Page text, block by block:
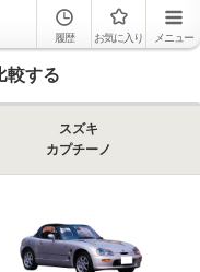
履歴 お気に入り メニュー
較する
スズキ
カプチーノ